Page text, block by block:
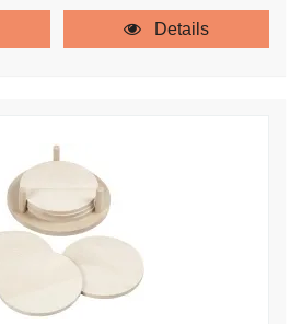
Details